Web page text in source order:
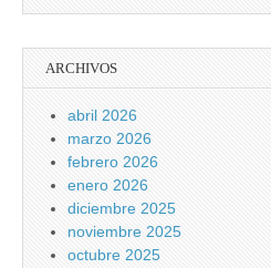
ARCHIVOS
abril 2026
marzo 2026
febrero 2026
enero 2026
diciembre 2025
noviembre 2025
octubre 2025